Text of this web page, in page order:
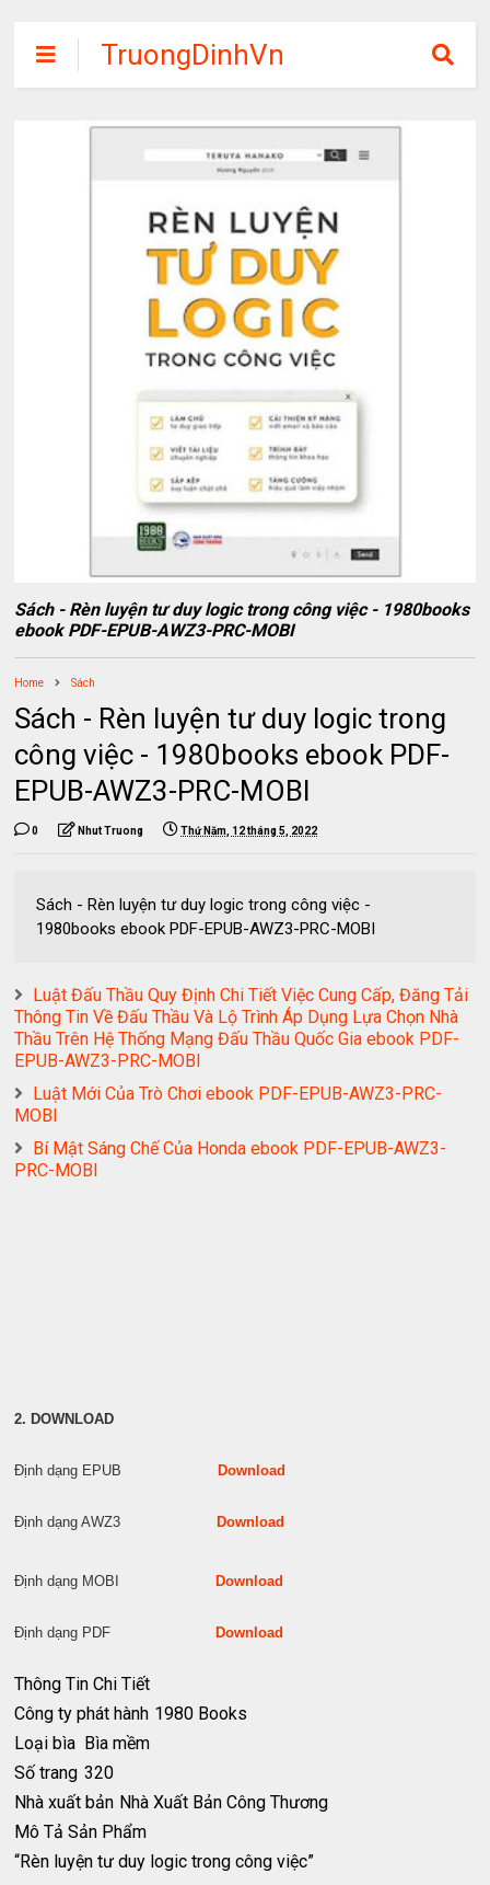
TruongDinhVn
Chia sẽ ebook,
các khóa học,
phần mềm học
tập miễn phí
Sách - Rèn luyện tư duy logic trong công việc - 1980books
ebook PDF-EPUB-AWZ3-PRC-MOBI
Home Sách
Sách - Rèn luyện tư duy logic trong
công việc - 1980books ebook PDF-
EPUB-AWZ3-PRC-MOBI
0 Nhut Truong Thứ Năm, 12 tháng 5, 2022
Sách - Rèn luyện tư duy logic trong công việc -
1980books ebook PDF-EPUB-AWZ3-PRC-MOBI
Luật Đấu Thầu Quy Định Chi Tiết Việc Cung Cấp, Đăng Tải
Thông Tin Về Đấu Thầu Và Lộ Trình Áp Dụng Lựa Chọn Nhà
Thầu Trên Hệ Thống Mạng Đấu Thầu Quốc Gia ebook PDF-
EPUB-AWZ3-PRC-MOBI
Luật Mới Của Trò Chơi ebook PDF-EPUB-AWZ3-PRC-
MOBI
Bí Mật Sáng Chế Của Honda ebook PDF-EPUB-AWZ3-
PRC-MOBI
2. DOWNLOAD
Định dạng EPUB Download
Định dạng AWZ3 Download
Định dạng MOBI Download
Định dạng PDF Download
Thông Tin Chi Tiết
Công ty phát hành 1980 Books
Loại bìa Bìa mềm
Số trang 320
Nhà xuất bản Nhà Xuất Bản Công Thương
Mô Tả Sản Phẩm
“Rèn luyện tư duy logic trong công việc”